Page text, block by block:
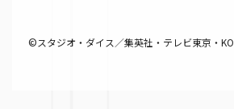
©スタジオ・ダイス／集英社・テレビ東京・